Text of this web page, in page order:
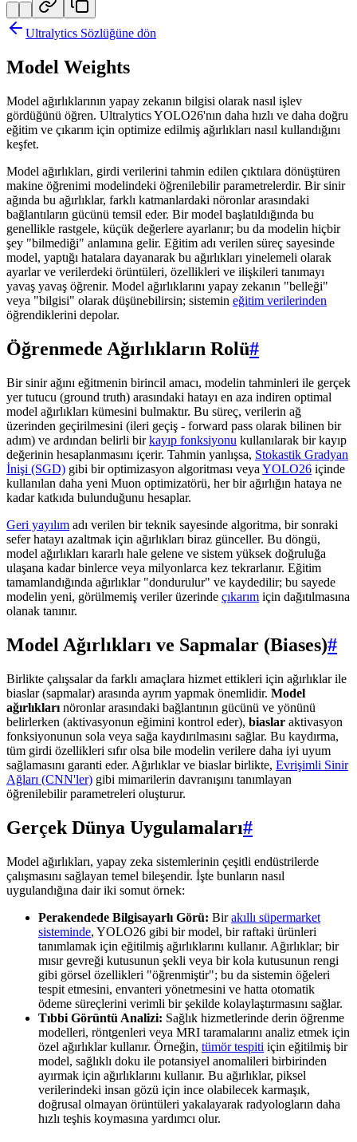
Ultralytics Sözlüğüne dön
Model Weights
Model ağırlıklarının yapay zekanın bilgisi olarak nasıl işlev
gördüğünü öğren. Ultralytics YOLO26'nın daha hızlı ve daha doğru
eğitim ve çıkarım için optimize edilmiş ağırlıkları nasıl kullandığını
keşfet.
Model ağırlıkları, girdi verilerini tahmin edilen çıktılara dönüştüren
makine öğrenimi modelindeki öğrenilebilir parametrelerdir. Bir sinir
ağında bu ağırlıklar, farklı katmanlardaki nöronlar arasındaki
bağlantıların gücünü temsil eder. Bir model başlatıldığında bu
genellikle rastgele, küçük değerlere ayarlanır; bu da modelin hiçbir
şey "bilmediği" anlamına gelir. Eğitim adı verilen süreç sayesinde
model, yaptığı hatalara dayanarak bu ağırlıkları yinelemeli olarak
ayarlar ve verilerdeki örüntüleri, özellikleri ve ilişkileri tanımayı
yavaş yavaş öğrenir. Model ağırlıklarını yapay zekanın "belleği"
veya "bilgisi" olarak düşünebilirsin; sistemin eğitim verilerinden
öğrendiklerini depolar.
Öğrenmede Ağırlıkların Rolü#
Bir sinir ağını eğitmenin birincil amacı, modelin tahminleri ile gerçek
yer tutucu (ground truth) arasındaki hatayı en aza indiren optimal
model ağırlıkları kümesini bulmaktır. Bu süreç, verilerin ağ
üzerinden geçirilmesini (ileri geçiş - forward pass olarak bilinen bir
adım) ve ardından belirli birkayıp fonksiyonu kullanılarak bir kayıp
değerinin hesaplanmasını içerir. Tahmin yanlışsa, Stokastik Gradyan
İnişi (SGD) gibi bir optimizasyon algoritması veya YOLO26 içinde
kullanılan daha yeni Muon optimizatörü, her bir ağırlığın hataya ne
kadar katkıda bulunduğunu hesaplar.
Geri yayılım adı verilen bir teknik sayesinde algoritma, bir sonraki
sefer hatayı azaltmak için ağırlıkları biraz günceller. Bu döngü,
model ağırlıkları kararlı hale gelene ve sistem yüksek doğruluğa
ulaşana kadar binlerce veya milyonlarca kez tekrarlanır. Eğitim
tamamlandığında ağırlıklar "dondurulur" ve kaydedilir; bu sayede
modelin yeni, görülmemiş veriler üzerinde çıkarım için dağıtılmasına
olanak tanınır.
Model Ağırlıkları ve Sapmalar (Biases)#
Birlikte çalışsalar da farklı amaçlara hizmet ettikleri için ağırlıklar ile
biaslar (sapmalar) arasında ayrım yapmak önemlidir. Model
ağırlıkları nöronlar arasındaki bağlantının gücünü ve yönünü
belirlerken (aktivasyonun eğimini kontrol eder), biaslar aktivasyon
fonksiyonunun sola veya sağa kaydırılmasını sağlar. Bu kaydırma,
tüm girdi özellikleri sıfır olsa bile modelin verilere daha iyi uyum
sağlamasını garanti eder. Ağırlıklar ve biaslar birlikte, Evrişimli Sinir
Ağları (CNN'ler) gibi mimarilerin davranışını tanımlayan
öğrenilebilir parametreleri oluşturur.
Gerçek Dünya Uygulamaları#
Model ağırlıkları, yapay zeka sistemlerinin çeşitli endüstrilerde
çalışmasını sağlayan temel bileşendir. İşte bunların nasıl
uygulandığına dair iki somut örnek:
Perakendede Bilgisayarlı Görü: Birakıllı süpermarket
sisteminde, YOLO26 gibi bir model, bir raftaki ürünleri
tanımlamak için eğitilmiş ağırlıklarını kullanır. Ağırlıklar; bir
mısır gevreği kutusunun şekli veya bir kola kutusunun rengi
gibi görsel özellikleri "öğrenmiştir"; bu da sistemin öğeleri
tespit etmesini, envanteri yönetmesini ve hatta otomatik
ödeme süreçlerini verimli bir şekilde kolaylaştırmasını sağlar.
Tıbbi Görüntü Analizi: Sağlık hizmetlerinde derin öğrenme
modelleri, röntgenleri veya MRI taramalarını analiz etmek için
özel ağırlıklar kullanır. Örneğin, tümör tespiti için eğitilmiş bir
model, sağlıklı doku ile potansiyel anomalileri birbirinden
ayırmak için ağırlıklarını kullanır. Bu ağırlıklar, piksel
verilerindeki insan gözü için ince olabilecek karmaşık,
doğrusal olmayan örüntüleri yakalayarak radyologların daha
hızlı teşhis koymasına yardımcı olur.